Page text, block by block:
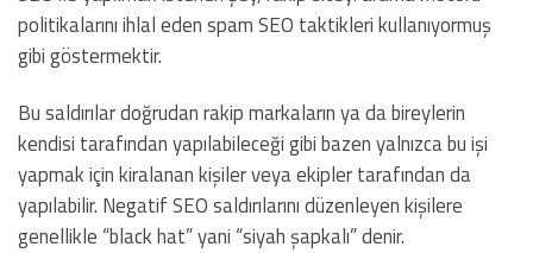
politikalarını ihlal eden spam SEO taktikleri kullanıyormuş
gibi göstermektir.
Bu saldırılar doğrudan rakip markaların ya da bireylerin
kendisi tarafından yapılabileceği gibi bazen yalnızca bu işi
yapmak için kiralanan kişiler veya ekipler tarafından da
yapılabilir. Negatif SEO saldırılarını düzenleyen kişilere
genellikle “black hat” yani “siyah şapkalı” denir.